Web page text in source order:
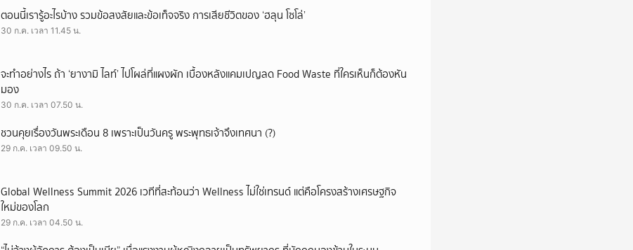
ตอนนี้เรารู้อะไรบ้าง รวมข้อสงสัยและข้อเท็จจริง การเสียชีวิตของ ‘ฮลุน โซโล่’
30 ก.ค. เวลา 11.45 น.
จะทำอย่างไร ถ้า ‘ยางามิ ไลท์’ ไปโผล่ที่แผงผัก เบื้องหลังแคมเปญลด Food Waste ที่ใครเห็นก็ต้องหัน
มอง
30 ก.ค. เวลา 07.50 น.
ชวนคุยเรื่องวันพระเดือน 8 เพราะเป็นวันครู พระพุทธเจ้าจึงเทศนา (?)
29 ก.ค. เวลา 09.50 น.
Global Wellness Summit 2026 เวทีที่สะท้อนว่า Wellness ไม่ใช่เทรนด์ แต่คือโครงสร้างเศรษฐกิจ
ใหม่ของโลก
29 ก.ค. เวลา 04.50 น.